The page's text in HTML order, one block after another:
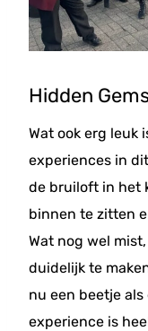
Hidden
Wat ook erg leuk
experiences in
de bruiloft in het
binnen te zitten
Wat nog wel
duidelijk te
nu een beetje
experience is